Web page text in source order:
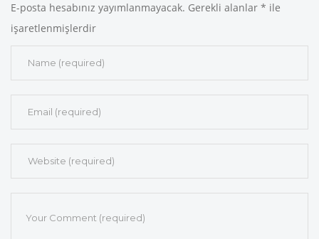
E-posta hesabınız yayımlanmayacak. Gerekli alanlar * ile
işaretlenmişlerdir